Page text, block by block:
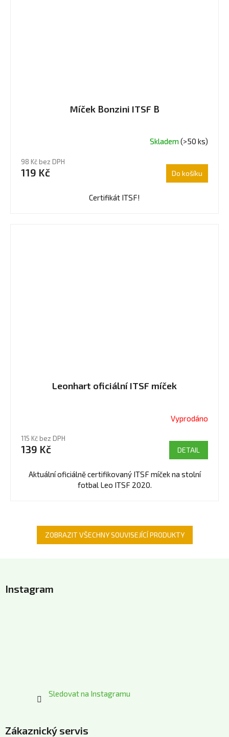
Míček Bonzini ITSF B
produktu
je
Skladem(>50 ks)
98 Kč bez DPH
119 Kč Do košíku
Certifikát ITSF!
Leonhart oficiální ITSF míček
Vyprodáno
115 Kč bez DPH
139 Kč DETAIL
Aktuální oficiálně certifikovaný ITSF míček na stolní
fotbal Leo ITSF 2020.
ZOBRAZIT VŠECHNY SOUVISEJÍCÍ PRODUKTY
pInstagram
Sledovat na Instagramu
Zákaznický servis